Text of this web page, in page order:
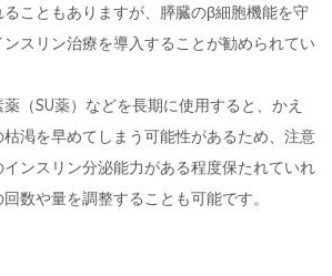
こともありますが、膵臓のβ細胞機能を守
スリン治療を導入することが勧められてい
（SU薬）などを長期に使用すると、かえ
渇を早めてしまう可能性があるため、注意
ンスリン分泌能力がある程度保たれていれ
数や量を調整することも可能です。